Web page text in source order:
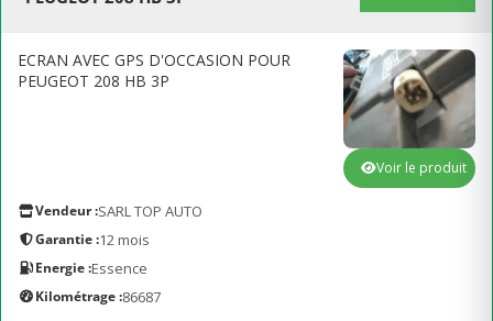
ECRAN AVEC GPS D'OCCASION POUR
PEUGEOT 208 HB 3P
Vendeur :SARL TOP AUTO
Garantie :12 mois
Energie :Essence
Kilométrage :86687
Voir le produit